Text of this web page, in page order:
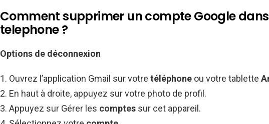
Comment supprimer un compte Google
telephone ?
Options de déconnexion
Ouvrez l’application Gmail sur votre téléphone ou votre tablette
En haut à droite, appuyez sur votre photo de profil.
Appuyez sur Gérer les comptes sur cet appareil.